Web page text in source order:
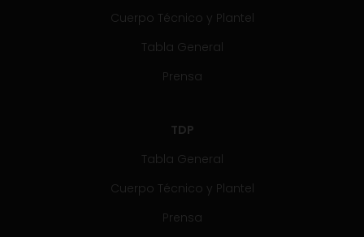
Cuerpo Técnico y Plantel
Tabla General
Prensa
TDP
Tabla General
Cuerpo Técnico y Plantel
Prensa